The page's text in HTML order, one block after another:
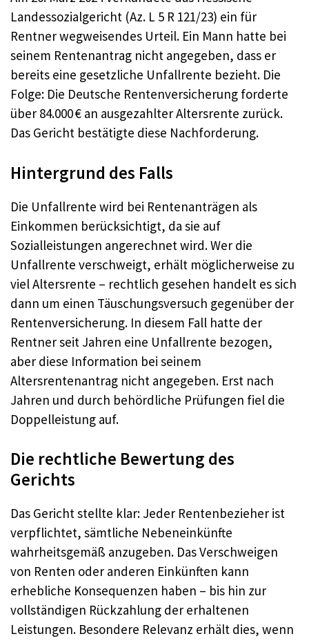
Landessozialgericht (Az. L 5 R 121/23) ein für
Rentner wegweisendes Urteil. Ein Mann hatte bei
seinem Rentenantrag nicht angegeben, dass er
bereits eine gesetzliche Unfallrente bezieht. Die
Folge: Die Deutsche Rentenversicherung forderte
über 84.000 € an ausgezahlter Altersrente zurück.
Das Gericht bestätigte diese Nachforderung.
Hintergrund des Falls
Die Unfallrente wird bei Rentenanträgen als
Einkommen berücksichtigt, da sie auf
Sozialleistungen angerechnet wird. Wer die
Unfallrente verschweigt, erhält möglicherweise zu
viel Altersrente – rechtlich gesehen handelt es sich
dann um einen Täuschungsversuch gegenüber der
Rentenversicherung. In diesem Fall hatte der
Rentner seit Jahren eine Unfallrente bezogen,
aber diese Information bei seinem
Altersrentenantrag nicht angegeben. Erst nach
Jahren und durch behördliche Prüfungen fiel die
Doppelleistung auf.
Die rechtliche Bewertung des
Gerichts
Das Gericht stellte klar: Jeder Rentenbezieher ist
verpflichtet, sämtliche Nebeneinkünfte
wahrheitsgemäß anzugeben. Das Verschweigen
von Renten oder anderen Einkünften kann
erhebliche Konsequenzen haben – bis hin zur
vollständigen Rückzahlung der erhaltenen
Leistungen. Besondere Relevanz erhält dies, wenn